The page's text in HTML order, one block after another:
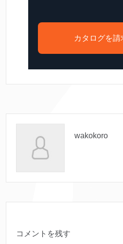
カタログを請
wakokoro
コメントを残す